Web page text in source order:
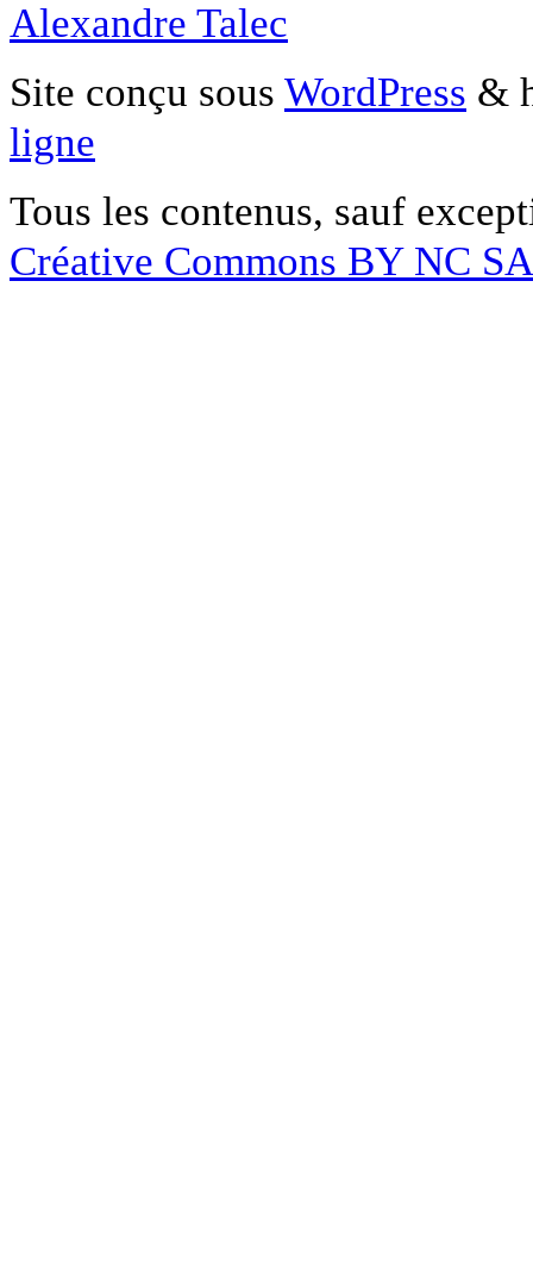
Alexandre Talec
Site conçu sous WordPress &
ligne
Tous les contenus, sauf
Créative Commons BY NC SA